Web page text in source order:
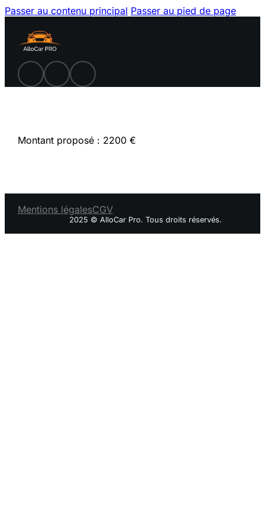
Passer au contenu principal Passer au pied de page
Montant proposé : 2200 €
Mentions légalesCGV
2025 © AlloCar Pro. Tous droits réservés.